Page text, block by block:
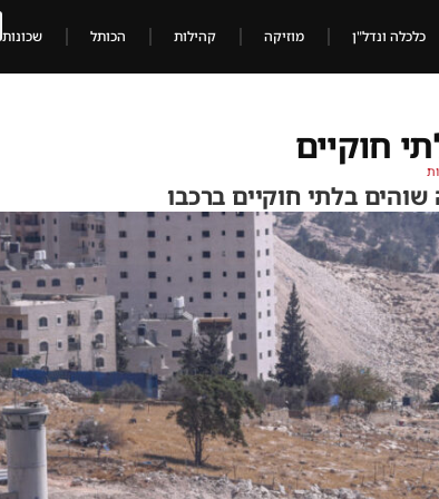
כלכלה ונדל"ן מוזיקה קהילות הכותל שכונות
חוקיים
בלתי חוקיים ברכבו